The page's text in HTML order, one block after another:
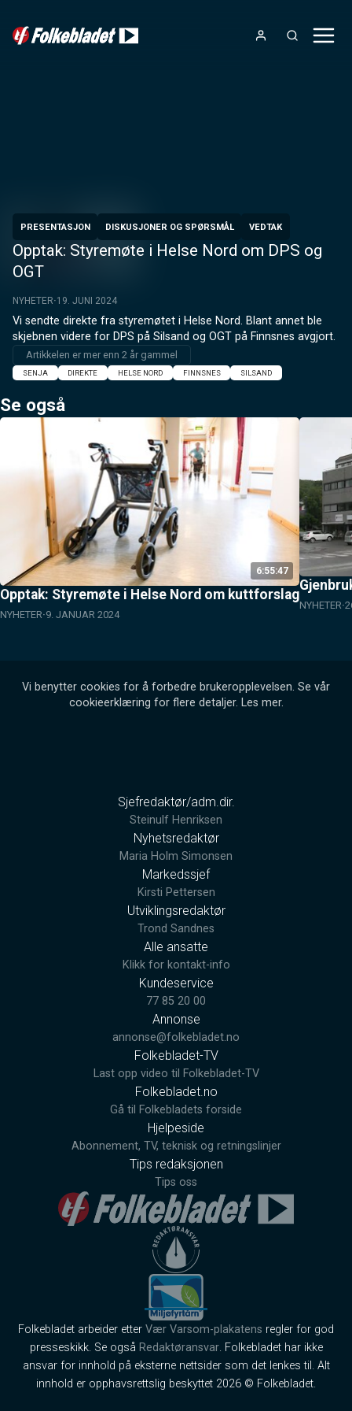
PRESENTASJON DISKUSJONER OG SPØRSMÅL VEDTAK
Opptak: Styremøte i Helse Nord om DPS og
OGT
NYHETER 19. JUNI 2024
Vi sendte direkte fra styremøtet i Helse Nord. Blant annet ble
skjebnen videre for DPS på Silsand og OGT på Finnsnes avgjort.
Artikkelen er mer enn 2 år gammel
SENJA DIREKTE HELSE NORD FINNSNES SILSAND
Se også
6:55:47
Opptak: Styremøte i Helse Nord om kuttforslag
NYHETER 9. JANUAR 2024
NYHETER
Vi benytter cookies for å forbedre brukeropplevelsen. Se vår
cookieerklæring for flere detaljer. Les mer.
Sjefredaktør/adm.dir.
Steinulf Henriksen
Nyhetsredaktør
Maria Holm Simonsen
Markedssjef
Kirsti Pettersen
Utviklingsredaktør
Trond Sandnes
Alle ansatte
Klikk for kontakt-info
Kundeservice
77 85 20 00
Annonse
annonse@folkebladet.no
Folkebladet-TV
Last opp video til Folkebladet-TV
Folkebladet.no
Gå til Folkebladets forside
Hjelpeside
Abonnement, TV, teknisk og retningslinjer
Tips redaksjonen
Tips oss
Folkebladet arbeider etter Vær Varsom-plakatens regler for god
presseskikk. Se også Redaktøransvar. Folkebladet har ikke
ansvar for innhold på eksterne nettsider som det lenkes til. Alt
innhold er opphavsrettslig beskyttet 2026 © Folkebladet.